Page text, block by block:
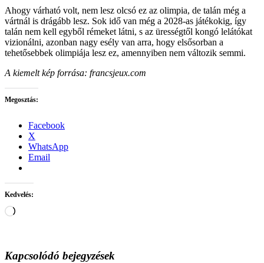
Ahogy várható volt, nem lesz olcsó ez az olimpia, de talán még a
vártnál is drágább lesz. Sok idő van még a 2028-as játékokig, így
talán nem kell egyből rémeket látni, s az ürességtől kongó lelátókat
vizionálni, azonban nagy esély van arra, hogy elsősorban a
tehetősebbek olimpiája lesz ez, amennyiben nem változik semmi.
A kiemelt kép forrása: francsjeux.com
Megosztás:
Facebook
X
WhatsApp
Email
Kedvelés:
Loading…
Kapcsolódó bejegyzések